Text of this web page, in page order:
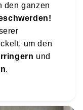
den ganzen
um den
und
.